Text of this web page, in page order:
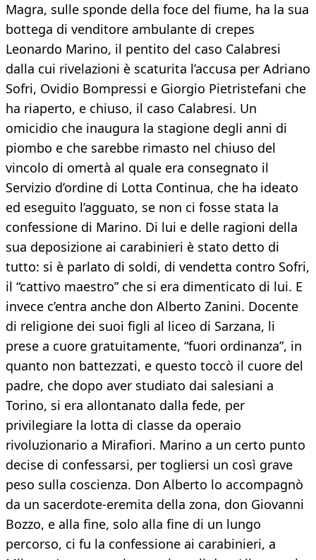
Magra, sulle sponde della foce del fiume, ha la sua
bottega di venditore ambulante di crepes
Leonardo Marino, il pentito del caso Calabresi
dalla cui rivelazioni è scaturita l’accusa per Adriano
Sofri, Ovidio Bompressi e Giorgio Pietristefani che
ha riaperto, e chiuso, il caso Calabresi. Un
omicidio che inaugura la stagione degli anni di
piombo e che sarebbe rimasto nel chiuso del
vincolo di omertà al quale era consegnato il
Servizio d’ordine di Lotta Continua, che ha ideato
ed eseguito l’agguato, se non ci fosse stata la
confessione di Marino. Di lui e delle ragioni della
sua deposizione ai carabinieri è stato detto di
tutto: si è parlato di soldi, di vendetta contro Sofri,
il “cattivo maestro” che si era dimenticato di lui. E
invece c’entra anche don Alberto Zanini. Docente
di religione dei suoi figli al liceo di Sarzana, li
prese a cuore gratuitamente, “fuori ordinanza”, in
quanto non battezzati, e questo toccò il cuore del
padre, che dopo aver studiato dai salesiani a
Torino, si era allontanato dalla fede, per
privilegiare la lotta di classe da operaio
rivoluzionario a Mirafiori. Marino a un certo punto
decise di confessarsi, per togliersi un così grave
peso sulla coscienza. Don Alberto lo accompagnò
da un sacerdote-eremita della zona, don Giovanni
Bozzo, e alla fine, solo alla fine di un lungo
percorso, ci fu la confessione ai carabinieri, a